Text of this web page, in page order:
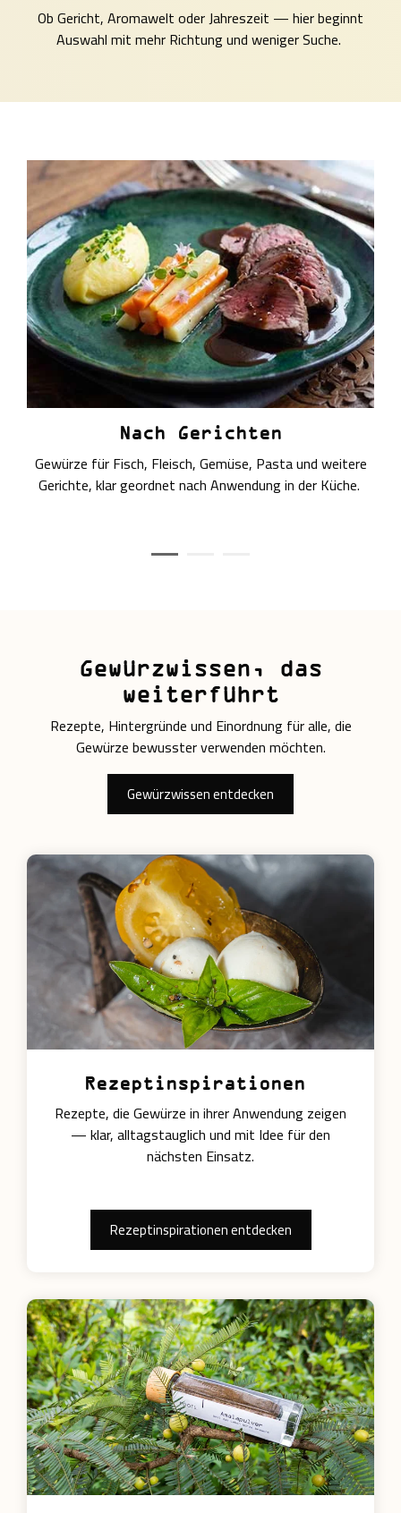
Ob Gericht, Aromawelt oder Jahreszeit — hier beginnt
Auswahl mit mehr Richtung und weniger Suche.
Nach Gerichten
Gewürze für Fisch, Fleisch, Gemüse, Pasta und weitere
Gerichte, klar geordnet nach Anwendung in der Küche.
Gewürzwissen, das
weiterführt
Rezepte, Hintergründe und Einordnung für alle, die
Gewürze bewusster verwenden möchten.
Gewürzwissen entdecken
Rezeptinspirationen
Rezepte, die Gewürze in ihrer Anwendung zeigen
— klar, alltagstauglich und mit Idee für den
nächsten Einsatz.
Rezeptinspirationen entdecken